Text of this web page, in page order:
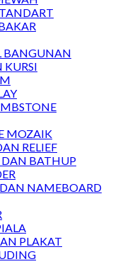
BANGUNAN
KURSI
MOZAIK
RELIEF
DAN BATHUP
NAMEBOARD
PLAKAT